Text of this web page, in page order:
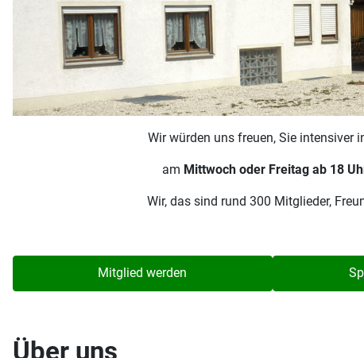
Wir würden uns freuen, Sie intensiver
am Mittwoch oder Freitag ab 18
Wir, das sind rund 300 Mitglieder,
Mitglied werden
Über uns